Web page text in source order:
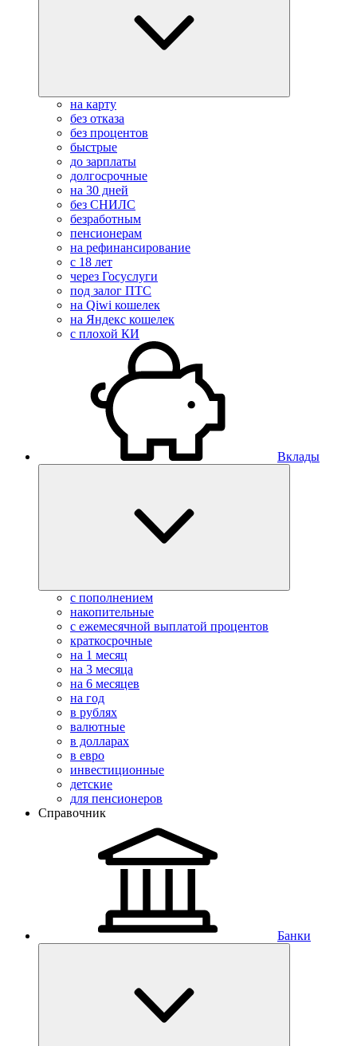
на карту
без отказа
без процентов
быстрые
до зарплаты
долгосрочные
на 30 дней
без СНИЛС
безработным
пенсионерам
на рефинансирование
с 18 лет
через Госуслуги
под залог ПТС
на Qiwi кошелек
на Яндекс кошелек
с плохой КИ
Вклады
с пополнением
накопительные
с ежемесячной выплатой процентов
краткосрочные
на 1 месяц
на 3 месяца
на 6 месяцев
на год
в рублях
валютные
в долларах
в евро
инвестиционные
детские
для пенсионеров
Справочник
Банки